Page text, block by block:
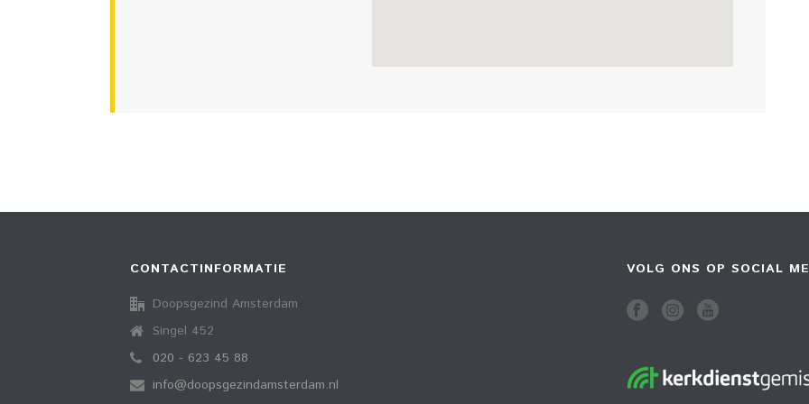
CONTACTINFORMATIE
Doopsgezind Amsterdam
Singel 452
020 - 623 45 88
info@doopsgezindamsterdam.nl
VOLG ONS OP SOCIAL